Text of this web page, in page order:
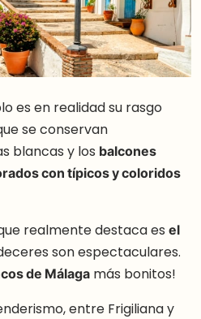
es en realidad su rasgo
se conservan
blancas y los balcones
con típicos y coloridos
realmente destaca es el
son espectaculares.
de Málaga más bonitos!
entre Frigiliana y